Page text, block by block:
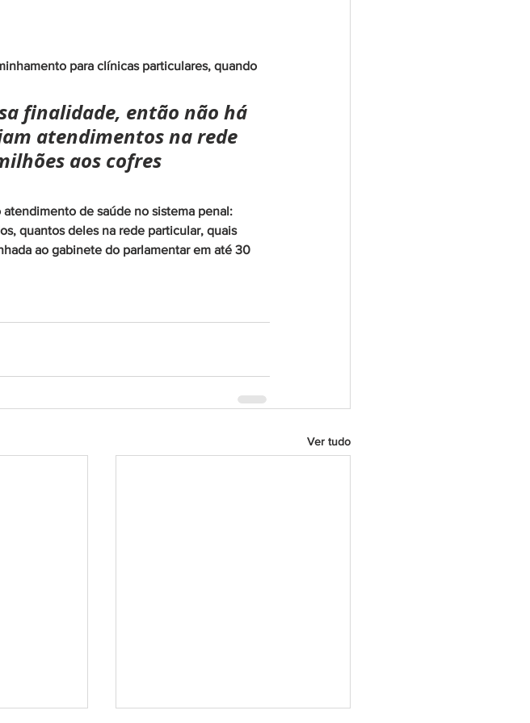
para clínicas particulares, quando
finalidade, então não há
atendimentos na rede
aos cofres
de saúde no sistema penal:
quantos deles na rede particular, quais
ao gabinete do parlamentar em até 30
Ver tudo